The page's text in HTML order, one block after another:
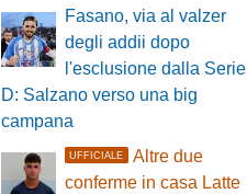
Fasano, via al valzer
degli addii dopo
l'esclusione dalla Serie
D: Salzano verso una big
campana
UFFICIALE
Altre due
conferme in casa Latte